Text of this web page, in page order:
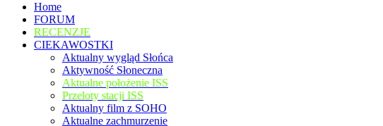
Home
FORUM
RECENZJE
CIEKAWOSTKI
Aktualny wygląd Słońca
Aktywność Słoneczna
Aktualne położenie ISS
Przeloty stacji ISS
Aktualny film z SOHO
Aktualne zachmurzenie